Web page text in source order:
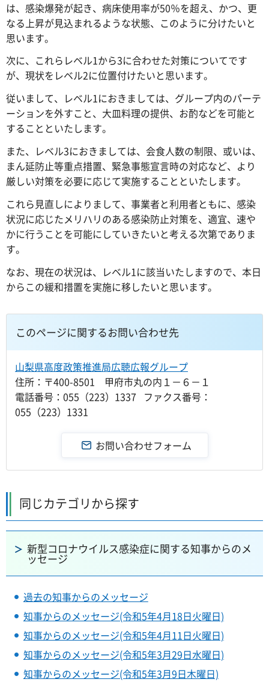
は、感染爆発が起き、病床使用率が50％を超え、かつ、更
なる上昇が見込まれるような状態、このように分けたいと
思います。
次に、これらレベル1から3に合わせた対策についてです
が、現状をレベル2に位置付けたいと思います。
従いまして、レベル1におきましては、グループ内のパーテ
ーションを外すこと、大皿料理の提供、お酌などを可能と
することといたします。
また、レベル3におきましては、会食人数の制限、或いは、
まん延防止等重点措置、緊急事態宣言時の対応など、より
厳しい対策を必要に応じて実施することといたします。
これら見直しによりまして、事業者と利用者ともに、感染
状況に応じたメリハリのある感染防止対策を、適宜、速や
かに行うことを可能にしていきたいと考える次第でありま
す。
なお、現在の状況は、レベル1に該当いたしますので、本日
からこの緩和措置を実施に移したいと思います。
このページに関するお問い合わせ先
山梨県高度政策推進局広聴広報グループ
住所：〒400-8501 甲府市丸の内１－６－１
電話番号：055（223）1337 ファクス番号：
055（223）1331
同じカテゴリから探す
新型コロナウイルス感染症に関する知事からのメ
ッセージ
過去の知事からのメッセージ
知事からのメッセージ(令和5年4月18日火曜日)
知事からのメッセージ(令和5年4月11日火曜日)
知事からのメッセージ(令和5年3月29日水曜日)
知事からのメッセージ(令和5年3月9日木曜日)